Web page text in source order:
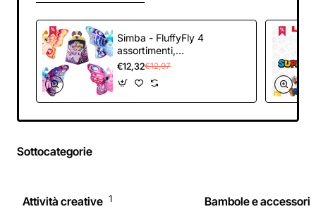
Simba - FluffyFly 4
assortimenti,
morbido peluche da
12 cm, misura ali 30
cm, soffia nella
confezione e
€12,32€12,97
Sottocategorie
Attività creative 1
Bambole e accessori